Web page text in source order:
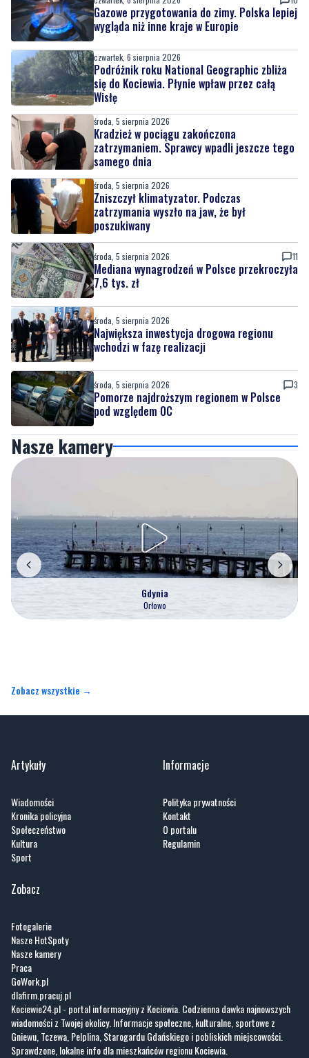
czwartek, 6 sierpnia 2026
Podróżnik roku National Geographic zbliża
się do Kociewia. Płynie wpław przez całą
Wisłę
środa, 5 sierpnia 2026
Kradzież w pociągu zakończona
zatrzymaniem. Sprawcy wpadli jeszcze tego
samego dnia
środa, 5 sierpnia 2026
Zniszczył klimatyzator. Podczas
zatrzymania wyszło na jaw, że był
poszukiwany
środa, 5 sierpnia 2026
Mediana wynagrodzeń w Polsce przekroczyła
7,6 tys. zł
środa, 5 sierpnia 2026
Największa inwestycja drogowa regionu
środa, 5 sierpnia 2026
Pomorze najdroższym regionem w Polsce
Nasze kamery
Gdynia
Orłowo
Artykuły
Kronika policyjna
Sport
Informacje
Kontakt
Zobacz
Nasze HotSpoty
GoWork.pl
dlafirm.pracuj.pl
Kociewie24.pl - portal informacyjny z Kociewia. Codzienna dawka najnowszych
wiadomości z Twojej okolicy. Informacje społeczne, kulturalne, sportowe z
Gniewu, Tczewa, Pelplina, Starogardu Gdańskiego i pobliskich miejscowości.
Sprawdzone, lokalne info dla mieszkańców regionu Kociewia.